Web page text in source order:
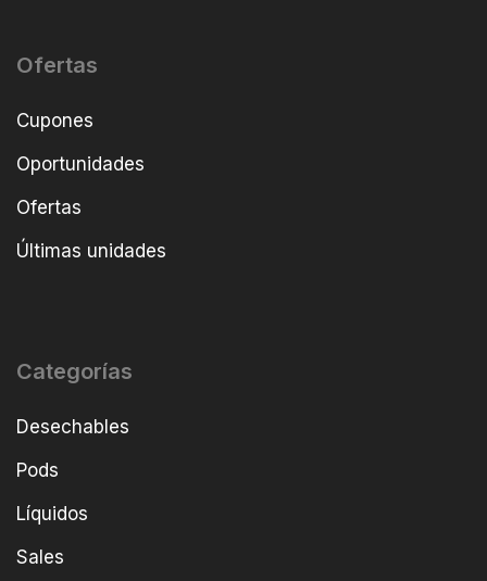
Ofertas
Cupones
Oportunidades
Ofertas
Últimas unidades
Categorías
Desechables
Pods
Líquidos
Sales